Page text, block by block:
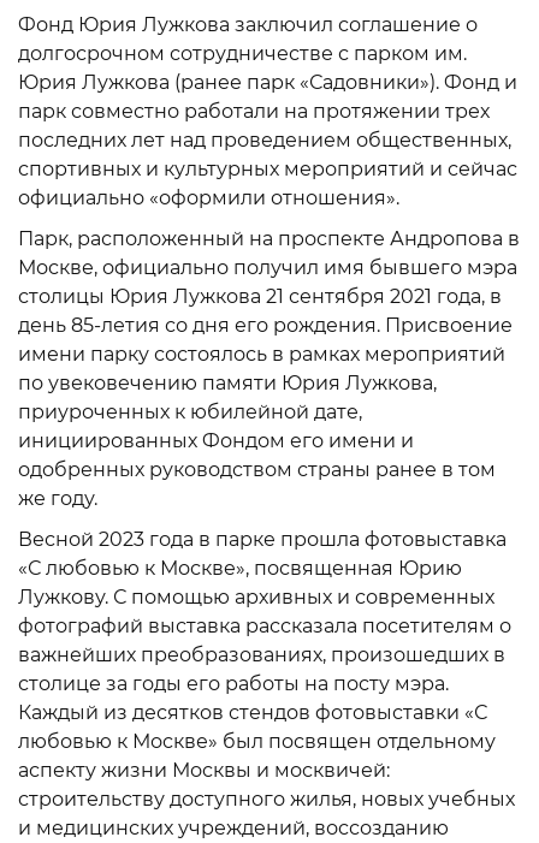
Фонд Юрия Лужкова заключил соглашение о
долгосрочном сотрудничестве с парком им.
Юрия Лужкова (ранее парк «Садовники»). Фонд и
парк совместно работали на протяжении трех
последних лет над проведением общественных,
спортивных и культурных мероприятий и сейчас
официально «оформили отношения».
Парк, расположенный на проспекте Андропова в
Москве, официально получил имя бывшего мэра
столицы Юрия Лужкова 21 сентября 2021 года, в
день 85-летия со дня его рождения. Присвоение
имени парку состоялось в рамках мероприятий
по увековечению памяти Юрия Лужкова,
приуроченных к юбилейной дате,
инициированных Фондом его имени и
одобренных руководством страны ранее в том
же году.
Весной 2023 года в парке прошла фотовыставка
«С любовью к Москве», посвященная Юрию
Лужкову. С помощью архивных и современных
фотографий выставка рассказала посетителям о
важнейших преобразованиях, произошедших в
столице за годы его работы на посту мэра.
Каждый из десятков стендов фотовыставки «С
любовью к Москве» был посвящен отдельному
аспекту жизни Москвы и москвичей:
строительству доступного жилья, новых учебных
и медицинских учреждений, воссозданию